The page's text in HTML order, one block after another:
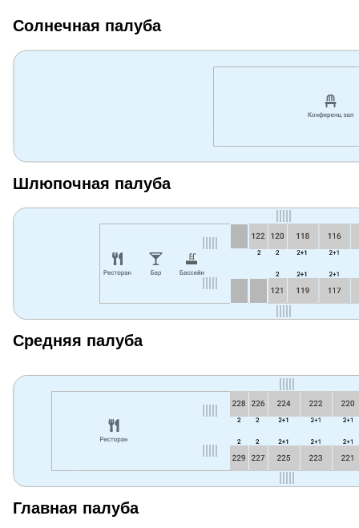
Солнечная палуба
Шлюпочная палуба
Средняя палуба
Главная палуба